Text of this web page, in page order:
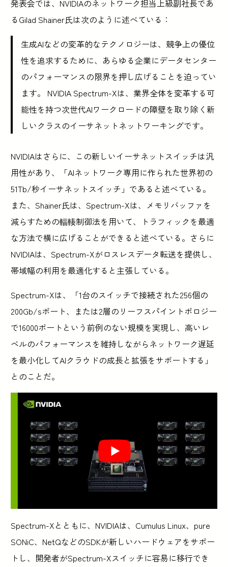
発表会では、NVIDIAのネットワーク担当上級副社長であ
るGilad Shainer氏は次のように述べている：
生成AIなどの変革的なテクノロジーは、競争上の優位
性を追求するために、あらゆる企業にデータセンター
のパフォーマンスの限界を押し広げることを迫ってい
ます。 NVIDIA Spectrum-Xは、業界全体を変革する可
能性を持つ次世代AIワークロードの障壁を取り除く新
しいクラスのイーサネットネットワーキングです。
NVIDIAはさらに、この新しいイーサネットスイッチは汎
用性があり、「AIネットワーク専用に作られた世界初の
51Tb/秒イーサネットスイッチ」であると述べている。
また、Shainer氏は、Spectrum-Xは、メモリバッファを
減らすための輻輳制御法を用いて、トラフィックを最適
な方法で横に広げることができると述べている。さらに
NVIDIAは、Spectrum-Xがロスレスデータ転送を提供し、
帯域幅の利用を最適化すると主張している。
Spectrum-Xは、「1台のスイッチで接続された256個の
200Gb/sポート、または2層のリーフスパイントポロジー
で16000ポートという前例のない規模を実現し、高いレ
ベルのパフォーマンスを維持しながらネットワーク遅延
を最小化してAIクラウドの成長と拡張をサポートする」
とのことだ。
Spectrum-Xとともに、NVIDIAは、Cumulus Linux、pure
SONiC、NetQなどのSDKが新しいハードウェアをサポー
トし、開発者がSpectrum-Xスイッチに容易に移行でき